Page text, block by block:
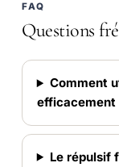
FAQ
Questions
Comment
efficacement
Le répulsif